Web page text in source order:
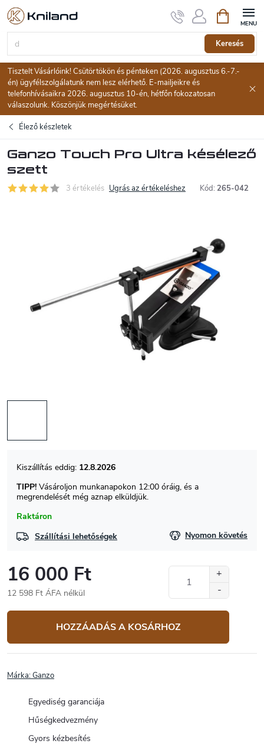
Ugrás
tartalomhoz
Keresés
Tisztelt Vásárlóink! Csütörtökön és pénteken (2026. augusztus 6.-7.-
én) ügyfélszolgálatunk nem lesz elérhető. E-mailjeikre és
telefonhívásaikra 2026. augusztus 10-én, hétfőn fokozatosan
válaszolunk. Köszönjük megértésüket.
Élező készletek
Ganzo Touch Pro Ultra késélező
szett
3 értékelés Ugrás az értékeléshez Kód: 265-042
Raktáron
12.8.2026
TIPP! Vásároljon munkanapokon 12:00 óráig, és a
megrendelését még aznap elküldjük.
Szállítási lehetőségek Nyomon követés
16 000 Ft
12 598 Ft ÁFA nélkül
HOZZÁADÁS A KOSÁRHOZ
Márka:Ganzo
Egyediség garanciája
Hűségkedvezmény
Gyors kézbesítés